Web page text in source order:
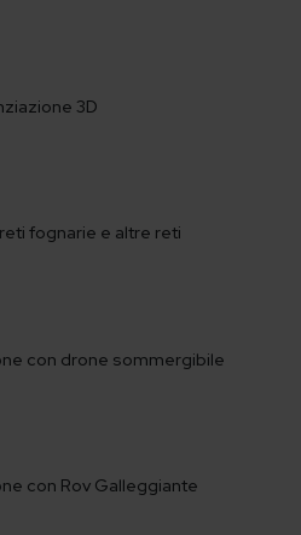
3D
fognarie e altre reti
con drone sommergibile
con Rov Galleggiante